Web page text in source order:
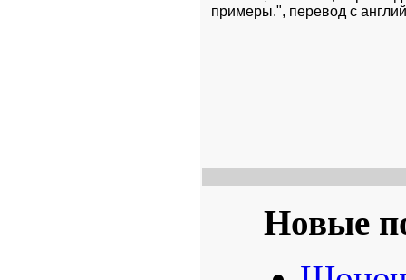
примеры.", перевод с
Новые